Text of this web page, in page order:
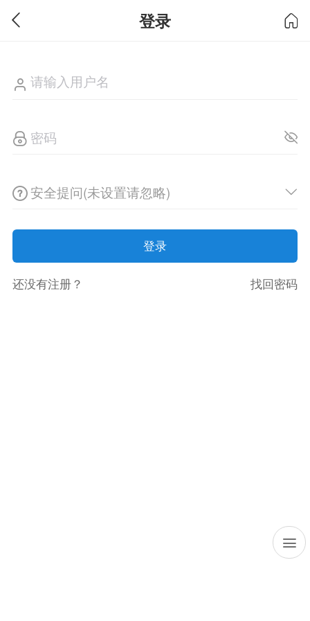
登录
安全提问(未设置请忽略)
登录
还没有注册？ 找回密码